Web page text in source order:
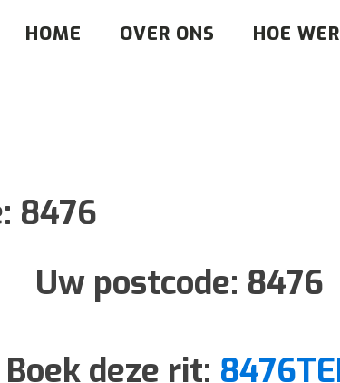
HOME OVER ONS HOE
8476
Uw postcode: 8476
Boek deze rit: